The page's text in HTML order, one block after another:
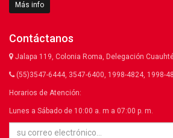
Más info
Contáctanos
Jalapa 119, Colonia Roma, Delegación
(55)3547-6444, 3547-6400, 1998-4824, 1998-
Horarios de Atención:
Lunes a Sábado de 10:00 a. m a 07:00 p. m.